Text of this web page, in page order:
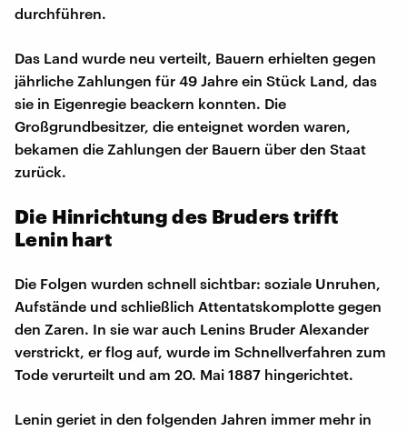
durchführen.
Das Land wurde neu verteilt, Bauern erhielten gegen
jährliche Zahlungen für 49 Jahre ein Stück Land, das
sie in Eigenregie beackern konnten. Die
Großgrundbesitzer, die enteignet worden waren,
bekamen die Zahlungen der Bauern über den Staat
zurück.
Die Hinrichtung des Bruders trifft
Lenin hart
Die Folgen wurden schnell sichtbar: soziale Unruhen,
Aufstände und schließlich Attentatskomplotte gegen
den Zaren. In sie war auch Lenins Bruder Alexander
verstrickt, er flog auf, wurde im Schnellverfahren zum
Tode verurteilt und am 20. Mai 1887 hingerichtet.
Lenin geriet in den folgenden Jahren immer mehr in